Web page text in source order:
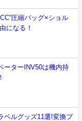
圧縮バッグ×ショル
になる！
ーターINV50は機内持
ベルグッズ11選!変換プ